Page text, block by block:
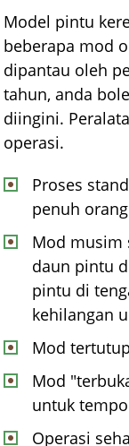
Model pintu
beberapa mod
dipantau oleh
tahun, anda
diingini.
operasi.
Proses
penuh
Mod musim
daun pintu
pintu di
kehilangan
Mod
Mod
untuk
Operasi